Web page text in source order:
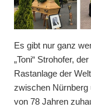
Es gibt nur ganz
„Toni“ Strohofer,
Rastanlage der
zwischen Nürnberg
von 78 Jahren